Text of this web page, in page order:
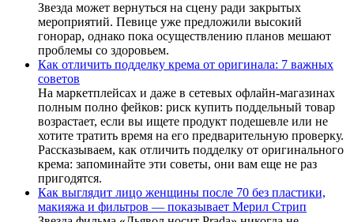
Звезда может вернуться на сцену ради закрытых
мероприятий. Певице уже предложили высокий
гонорар, однако пока осуществлению планов мешают
проблемы со здоровьем.
Как отличить подделку крема от оригинала: 7 важных
советов
На маркетплейсах и даже в сетевых офлайн-магазинах
полным полно фейков: риск купить поддельный товар
возрастает, если вы ищете продукт подешевле или не
хотите тратить время на его предварительную проверку.
Рассказываем, как отличить подделку от оригинального
крема: запоминайте эти советы, они вам еще не раз
пригодятся.
Как выглядит лицо женщины после 70 без пластики,
макияжа и фильтров — показывает Мерил Стрип